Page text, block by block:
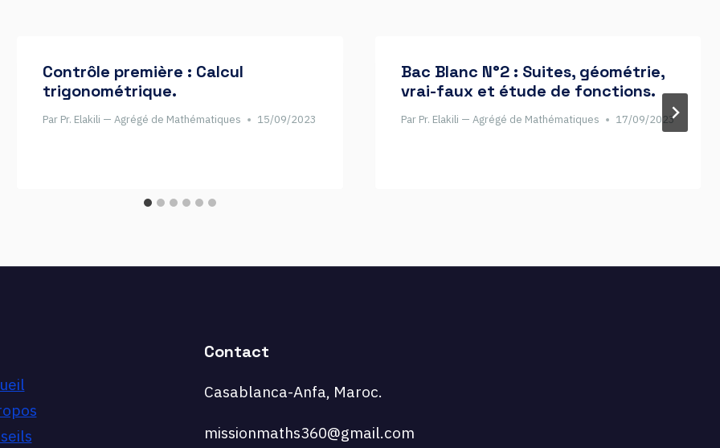
Contrôle première : Calcul
trigonométrique.
Par Pr. Elakili — Agrégé de Mathématiques 15/09/2023
Bac Blanc N°2 : Suites, géométrie,
vrai-faux et étude de fonctions.
Par Pr. Elakili — Agrégé de Mathématiques 17/09/2023
Contact
Casablanca-Anfa, Maroc.
missionmaths360@gmail.com